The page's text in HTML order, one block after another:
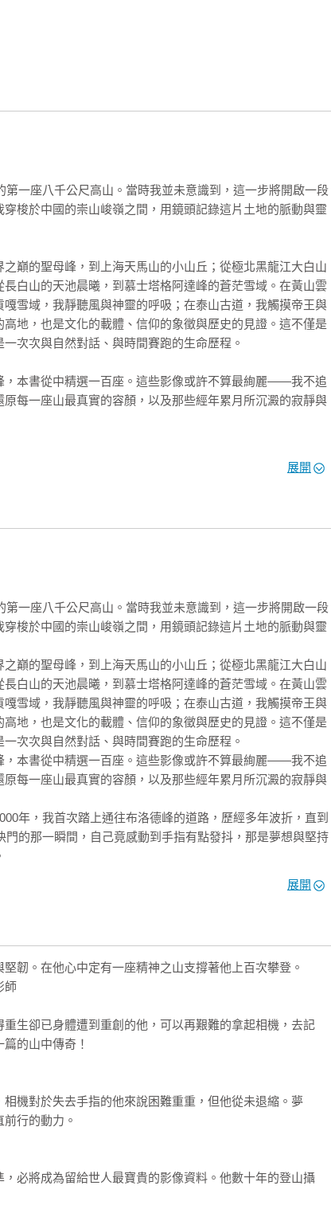
第一座八千公尺高山。當時我並未意識到，這一步將開啟一段
梭於中國的崇山峻嶺之間，用鏡頭記錄這片土地的脈動與靈
巔的聖母峰，到上海天馬山的小山丘；從極北黑龍江大白山
白山的天池晨曦，到慕士塔格阿達峰的蒼茫雪域。在黃山雲
雪域，我靜聽風與神靈的呼吸；在泰山古道，我觸摸帝王與
地，也是文化的載體、信仰的象徵與歷史的見證。這不僅是
次次與自然對話、與時間賽跑的生命歷程。
，本書從中精選一百座。這些影像或許不算最絢麗——我不追
每一座山最真實的容顏，以及那些經年累月所沉澱的寂靜與
門的那一瞬間，自己竟感動到手指有點發抖，那是夢想與堅持
包辣椒放到女孩手中時，她雙眼含著淚水，輕聲哽咽說道：
沉默與人心的柔情，都是值得被記錄的永恆畫面。
比想像中艱難得多。起初，我只是一個喜愛懷抱大自然的攝
從構想到成案，大地雜誌的呂石明推介我給錦繡公司的許鐘
著滿腔熱忱與信心，我踏上這條幾乎成為不歸路的旅程。
，計畫與現實的距離遠超想像。西藏之大，是台灣的三十三
山。按這種進度，要完成計畫中一百二十座山得再花上二十
年完成，卻在1996年於聖母峰遭遇暴風雪，因而嚴重凍傷，
次從西藏踏上征程。
雖進度緩慢，但心中仍充滿信心。豈料錦繡此時宣布結束營
俗話：「頭都洗矣，無剃敢會使得？」我已投下十多年心
疆拍攝，接續進入青海、四川等地，繼續奔走於山河之間。
己，這個數字就像在學校考試考了六十一分，是值得自我安
於是勉勵自己只要繼續努力，總能一步一步向前邁進，拍攝更
。此刻我明白，或許是順應時間與命運安排的時機到了，幾
一切都無法實現。特別感念2023年離世的許鐘榮，他是計畫
這麼多影像作品時，他適時地幫我介紹給商周出版，也因此
謝近一年來努力用心的程鳳儀和余筱嵐以及所有參與編輯的
到淋漓盡致，讓這為期三十年的攝影計畫在今天畫下最完美
吉甫、何鍮鏗、李作文、李毅然、邱華、林克孝、林秉福、
順、陳識元、張銘隆、傅達德、游淑甜、葉天斯、楊月屏、
易、國祥貿易、永準貿易、宏碁、台灣IBM、台灣富士通、山
育集團、儷絲寶等單位。當然還有很多收藏我攝影作品或支
展開
第一座八千公尺高山。當時我並未意識到，這一步將開啟一段
梭於中國的崇山峻嶺之間，用鏡頭記錄這片土地的脈動與靈
巔的聖母峰，到上海天馬山的小山丘；從極北黑龍江大白山
白山的天池晨曦，到慕士塔格阿達峰的蒼茫雪域。在黃山雲
雪域，我靜聽風與神靈的呼吸；在泰山古道，我觸摸帝王與
地，也是文化的載體、信仰的象徵與歷史的見證。這不僅是
次次與自然對話、與時間賽跑的生命歷程。
，本書從中精選一百座。這些影像或許不算最絢麗——我不追
每一座山最真實的容顏，以及那些經年累月所沉澱的寂靜與
年，我首次踏上通往布洛德峰的道路，歷經多年波折，直到
門的那一瞬間，自己竟感動到手指有點發抖，那是夢想與堅持
一包辣椒放到女孩手中時，她雙眼含著淚水，輕聲哽咽說道：
比想像中艱難得多。起初，我只是一個喜愛懷抱大自然的攝
著滿腔熱忱與信心，我踏上這條幾乎成為不歸路的旅程。
，計畫與現實的距離遠超想像。西藏之大，是台灣的三十三
年完成，卻在1996年於聖母峰遭遇暴風雪，因而嚴重凍傷，
從西藏踏上征程。
進度緩慢，但心中仍充滿信心。豈料錦繡此時宣布結束營
疆拍攝，接續進入青海、四川等地，繼續奔走於山河之間。
己，這個數字就像在學校考試考了六十一分，是值得自我安
是勉勵自己只要繼續努力，總能一步一步向前邁進，拍攝更
我留在家中整理底片與照片，直到2024年清點告一段落時才
。此刻我明白，或許是順應時間與命運安排的時機到了，幾
展開
韌。在他心中定有一座精神之山支撐著他上百次攀登。
師
生卻已身體遭到重創的他，可以再艱難的拿起相機，去記
的山中傳奇！
機對於失去手指的他來說困難重重，但他從未退縮。夢
行的動力。
必將成為留給世人最寶貴的影像資料。他數十年的登山攝